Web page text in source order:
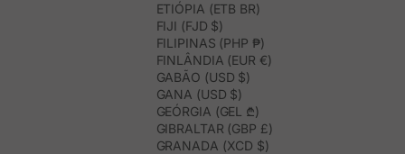
ETIÓPIA (ETB BR)
FIJI (FJD $)
FILIPINAS (PHP ₱)
FINLÂNDIA (EUR €)
GABÃO (USD $)
GANA (USD $)
GEÓRGIA (GEL ₾)
GIBRALTAR (GBP £)
GRANADA (XCD $)